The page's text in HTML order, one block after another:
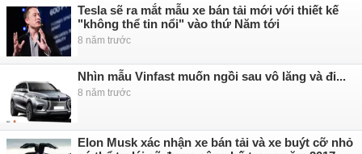
Tesla sẽ ra mắt mẫu xe bán tải mới với thiết kế
"không thể tin nổi" vào thứ Năm tới
8 năm trước
Nhìn mẫu Vinfast muốn ngồi sau vô lăng và đi...
8 năm trước
Elon Musk xác nhận xe bán tải và xe buýt cỡ nhỏ